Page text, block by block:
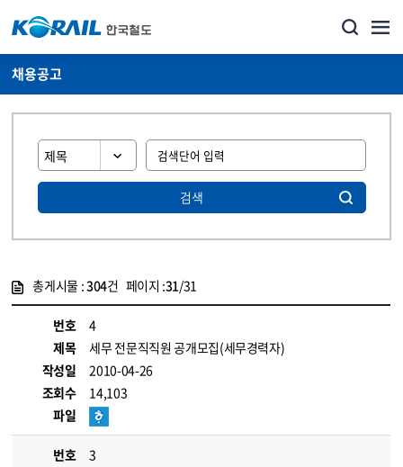
채용공고
검색
총게시물 :304건 페이지 :31/31
번호
4
제목
세무 전문직직원 공개모집(세무경력자)
작성일
2010-04-26
조회수
14,103
파일
번호
3